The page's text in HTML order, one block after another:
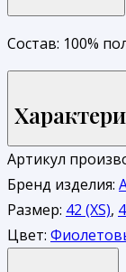
Состав: 100%
Артикул
Бренд изделия:
Размер: 42 (XS),
Цвет: